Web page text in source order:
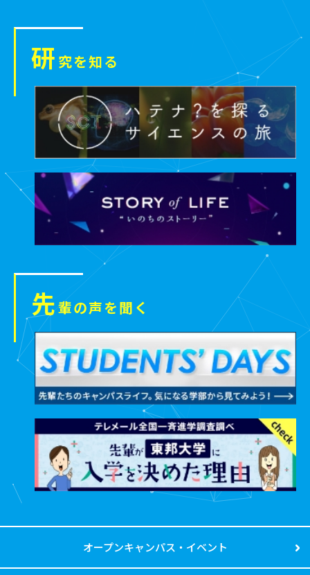
研 究を知る
先輩の声を聞く
オープンキャンパス・イベント